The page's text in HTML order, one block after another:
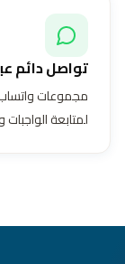
تواصل دائم
مجموعات
لمتابعة الواجبات